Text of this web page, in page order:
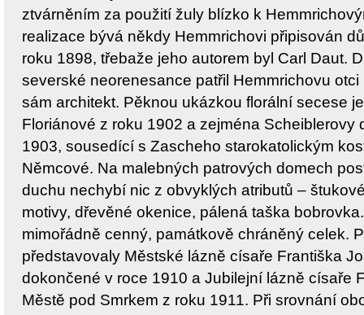
ztvárněním za použití žuly blízko k
realizace bývá někdy Hemmrichovi připisován
roku 1898, třebaže jeho autorem byl Carl Daut.
severské neorenesance patřil Hemmrichovu
sám architekt. Pěknou ukázkou florální secese
Floriánové z roku 1902 a zejména Scheiblerovy
1903, sousedící s Zascheho starokatolickým
Němcové. Na malebných patrových domech
duchu nechybí nic z obvyklých atributů –
motivy, dřevěné okenice, pálená taška
mimořádně cenný, památkově chráněný celek.
představovaly Městské lázně císaře Františka
dokončené v roce 1910 a Jubilejní lázně císaře
Městě pod Smrkem z roku 1911. Při srovnání